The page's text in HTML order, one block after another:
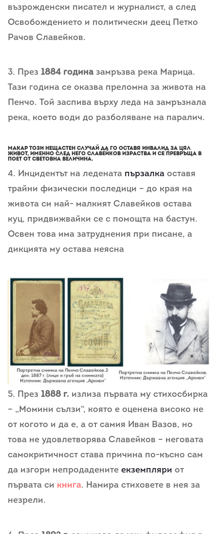
възрожденски писател и журналист, а след
Освобождението и политически деец Петко
Рачов Славейков.
3. През 1884 година замръзва река Марица.
Тази година се оказва преломна за живота на
Пенчо. Той заспива върху леда на замръзнала
река, което води до разболяване на паралич.
Макар този нещастен случай да го оставя инвалид за цял
живот, именно след него Славейков израства и се превръща в
поет от световна величина.
4. Инцидентът на ледената пързалка оставя
трайни физически последици – до края на
живота си най- малкият Славейков остава
куц, придвижвайки се с помощта на бастун.
Освен това има затруднения при писане, а
дикцията му остава неясна
5. През 1888 г. излиза първата му стихосбирка
– „Момини сълзи“, която е оценена високо не
от когото и да е, а от самия Иван Вазов, но
това не удовлетворява Славейков – неговата
самокритичност става причина по-късно сам
да изгори непродадените екземпляри от
първата си книга. Намира стиховете в нея за
незрели.